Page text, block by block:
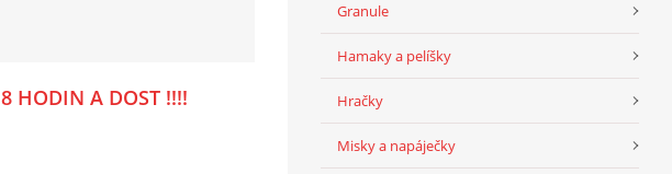
8 HODIN A DOST !!!!
Granule
Hamaky a pelíšky
Hračky
Misky a napáječky